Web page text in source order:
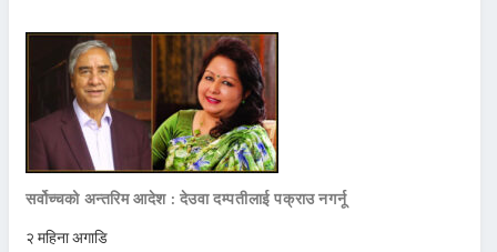
सर्वोच्चको अन्तरिम आदेश : देउवा दम्पतीलाई पक्राउ नगर्नू
२ महिना अगाडि